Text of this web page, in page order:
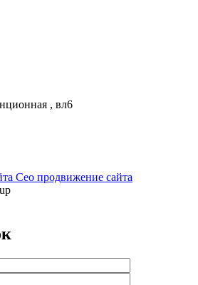
, вл6
Сео продвижение сайта